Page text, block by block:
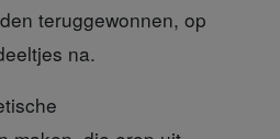
teruggewonnen, op
na.